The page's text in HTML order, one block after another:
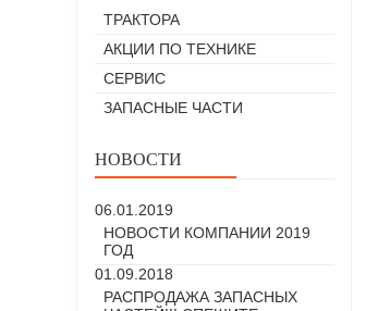
ТРАКТОРА
АКЦИИ ПО ТЕХНИКЕ
СЕРВИС
ЗАПАСНЫЕ ЧАСТИ
НОВОСТИ
06.01.2019
НОВОСТИ КОМПАНИИ 2019
ГОД
01.09.2018
РАСПРОДАЖА ЗАПАСНЫХ